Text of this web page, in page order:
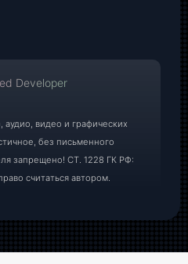
Developer
видео и графических
без письменного
запрещено! СТ. 1228 ГК РФ:
считаться автором.